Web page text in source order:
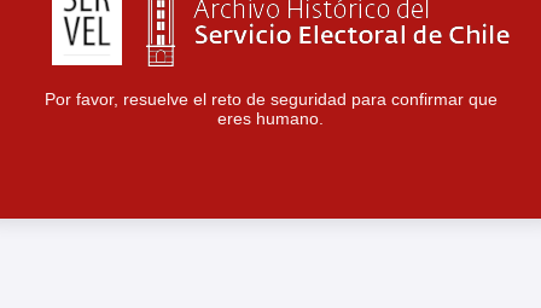
Por favor, resuelve el reto de seguridad para confirmar que
eres humano.